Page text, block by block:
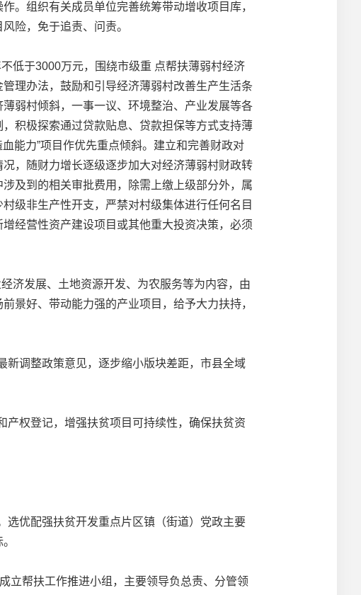
。组织有关成员单位完善统筹带动增收项目库，
险，免于追责、问责。
于3000万元，围绕市级重 点帮扶薄弱村经济
理办法，鼓励和引导经济薄弱村改善生产生活条
弱村倾斜，一事一议、环境整治、产业发展等各
积极探索通过贷款贴息、贷款担保等方式支持薄
能力”项目作优先重点倾斜。建立和完善财政对
，随财力增长逐级逐步加大对经济薄弱村财政转
及到的相关审批费用，除需上缴上级部分外，属
级非生产性开支，严禁对村级集体进行任何名目
经营性资产建设项目或其他重大投资决策，必须
发展、土地资源开发、为农服务等为内容，由
景好、带动能力强的产业项目，给予大力扶持，
调整政策意见，逐步缩小版块差距，市县全域
权登记，增强扶贫项目可持续性，确保扶贫资
优配强扶贫开发重点片区镇（街道）党政主要
立帮扶工作推进小组，主要领导负总责、分管领